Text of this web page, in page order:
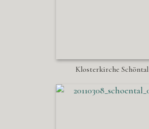
Klosterkirche Schöntal